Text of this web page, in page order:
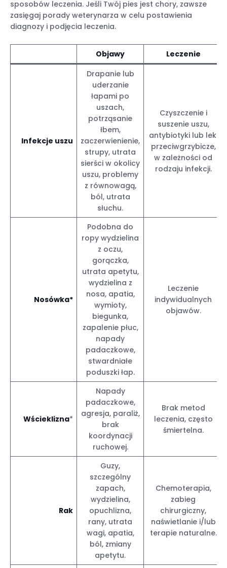
sposobów leczenia. Jeśli Twój pies jest chory, zawsze
zasięgaj porady weterynarza w celu postawienia
diagnozy i podjęcia leczenia.
Objawy Leczenie
Infekcje uszu
Drapanie lub
uderzanie
łapami po
uszach,
potrząsanie
łbem,
zaczerwienienie,
strupy, utrata
sierści w okolicy
uszu, problemy
z równowagą,
ból, utrata
słuchu.
Czyszczenie i
suszenie uszu,
antybiotyki lub leki
przeciwgrzybicze,
w zależności od
rodzaju infekcji.
Nosówka*
Podobna do
ropy wydzielina
z oczu,
gorączka,
utrata apetytu,
wydzielina z
nosa, apatia,
wymioty,
biegunka,
zapalenie płuc,
napady
padaczkowe,
stwardniałe
poduszki łap.
Leczenie
indywidualnych
objawów.
Wścieklizna*
Napady
padaczkowe,
agresja, paraliż,
brak
koordynacji
ruchowej.
Brak metod
leczenia, często
śmiertelna.
Rak
Guzy,
szczególny
zapach,
wydzielina,
opuchlizna,
rany, utrata
wagi, apatia,
ból, zmiany
apetytu.
Chemoterapia,
zabieg
chirurgiczny,
naświetlanie i/lub
terapie naturalne.